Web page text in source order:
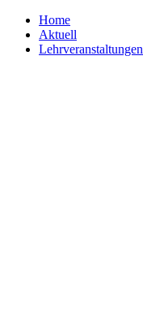
Home
Aktuell
Lehrveranstaltungen